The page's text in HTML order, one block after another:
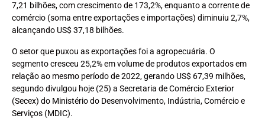
7,21 bilhões, com crescimento de 173,2%, enquanto a corrente de
comércio (soma entre exportações e importações) diminuiu 2,7%,
alcançando US$ 37,18 bilhões.
O setor que puxou as exportações foi a agropecuária. O
segmento cresceu 25,2% em volume de produtos exportados em
relação ao mesmo período de 2022, gerando US$ 67,39 milhões,
segundo divulgou hoje (25) a Secretaria de Comércio Exterior
(Secex) do Ministério do Desenvolvimento, Indústria, Comércio e
Serviços (MDIC).